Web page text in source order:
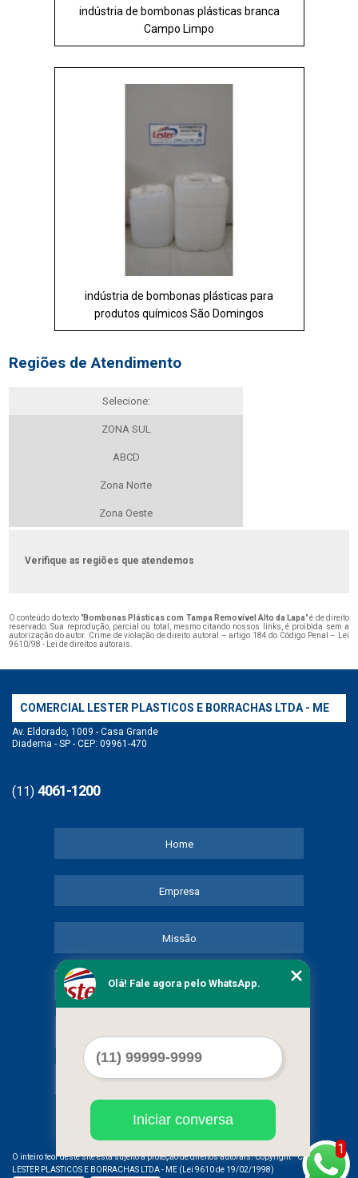
indústria de bombonas plásticas branca
Campo Limpo
indústria de bombonas plásticas para
produtos químicos São Domingos
Regiões de Atendimento
Selecione:
ZONA SUL
ABCD
Zona Norte
Zona Oeste
Verifique as regiões que atendemos
O conteúdo do texto "Bombonas Plásticas com Tampa Removível Alto da Lapa" é de direito
reservado. Sua reprodução, parcial ou total, mesmo citando nossos links, é proibida sem a
autorização do autor. Crime de violação de direito autoral – artigo 184 do Código Penal –
Lei
9610/98 - Lei de direitos autorais
COMERCIAL LESTER PLASTICOS E BORRACHAS LTDA - ME
Av. Eldorado, 1009 - Casa Grande
Diadema - SP - CEP: 09961-470
(11) 4061-1200
Home
Empresa
Missão
Serviços
Mapa do site
O inteiro teor deste site está sujeito à proteção de direitos autorais. Copyright COMERCIAL
LESTER PLASTICOS E BORRACHAS LTDA - ME (Lei 9610 de 19/02/1998)
1
Olá! Fale agora pelo WhatsApp.
Iniciar conversa